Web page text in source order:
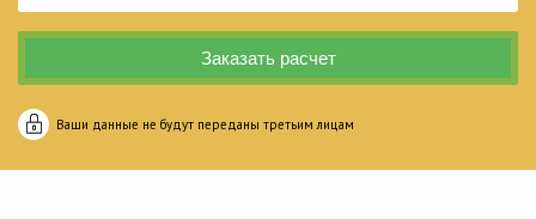
Ваши данные не будут переданы третьим лицам